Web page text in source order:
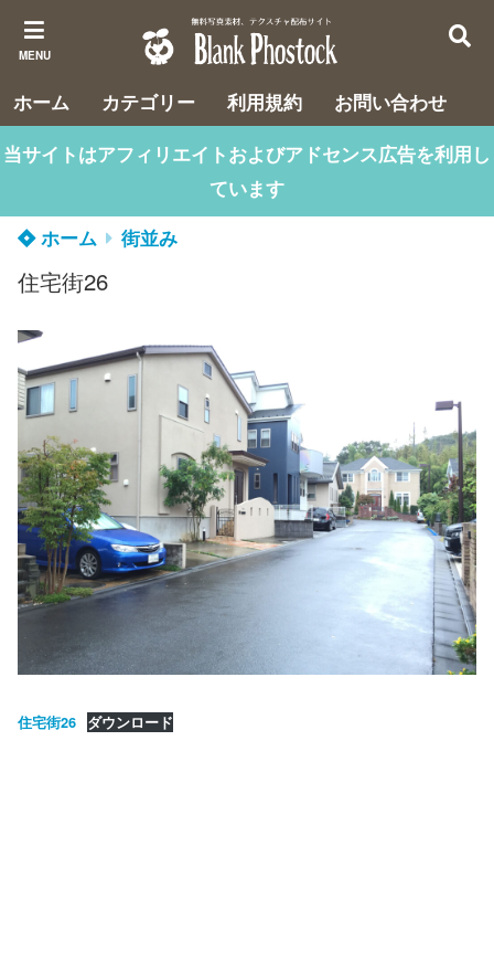
MENU
ホーム カテゴリー 利用規約
お問い合わせ
当サイトはアフィリエイトおよびアドセンス広告を利用し
ています
ホーム
街並み
住宅街26
住宅街26 ダウンロード